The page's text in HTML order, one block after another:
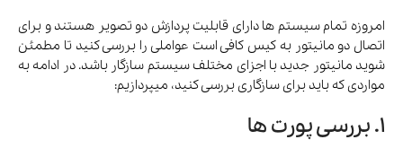
امروزه تمام سیستم ها دارای قابلیت پردازش دو تصویر هستند و برای
اتصال دو مانیتور به کیس کافی است عواملی را بررسی کنید تا مطمئن
شوید مانیتور جدید با اجزای مختلف سیستم سازگار باشد. در ادامه به
مواردی که باید برای سازگاری بررسی کنید، میپردازیم:
1. بررسی پورت ها